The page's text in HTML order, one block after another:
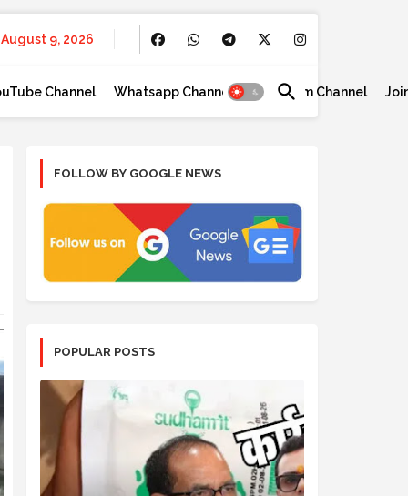
August 9, 2026
Channel Whatsapp Channel Telegram Channel
FOLLOW BY GOOGLE NEWS
POPULAR POSTS